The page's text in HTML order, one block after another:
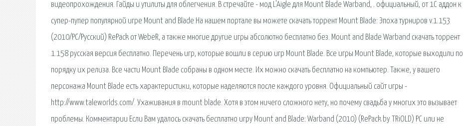
видеопрохождения. Гайды и утилиты для облегчения. В стречайте - мод L'Aigle для Mount Blade Warband, . официальный, от 1С аддон к
супер-пупер популярной игре Mount and Blade На нашем портале вы можете скачать торрент Mount Blade: Эпоха турниров v.1.153
(2010/PC/Русский) RePack от WebeR, а также многие другие игры абсолютно бесплатно без. Mount and Blade Warband скачать торрент
1.158 русская версия бесплатно. Перечень игр, которые вошли в серию игр Mount Blade. Все игры Mount Blade, которые выходили по
порядку их релиза. Все части Mount Blade собраны в одном месте. Их можно скачать бесплатно на компьютер. Также, у вашего
персонажа Mount Blade есть характеристики, которые наделяются после каждого уровня. Официальный сайт игры -
http://www.taleworlds.com/. Ухаживания в mount blade. Хотя в этом ничего сложного нету, но почему свадьба у многих это вызывает
проблемы. Комментарии Если Вам удалось скачать бесплатно игру Mount and Blade: Warband (2010) (RePack by TRiOLD) PC или не